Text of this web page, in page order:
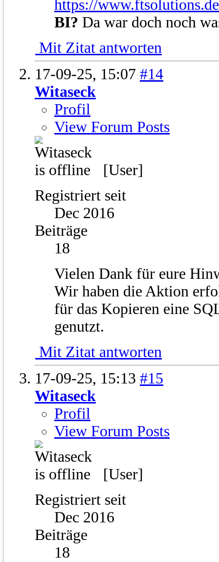
https://
BI? Da war doch noch
Mit Zitat antworten
17-09-25, 15:07 #14
Witaseck
Profil
View Forum Posts
[User]
Registriert seit
Dec 2016
Beiträge
18
Vielen Dank für eure
Wir haben die Aktion
für das Kopieren eine
genutzt.
Mit Zitat antworten
17-09-25, 15:13 #15
Witaseck
Profil
View Forum Posts
[User]
Registriert seit
Dec 2016
Beiträge
18